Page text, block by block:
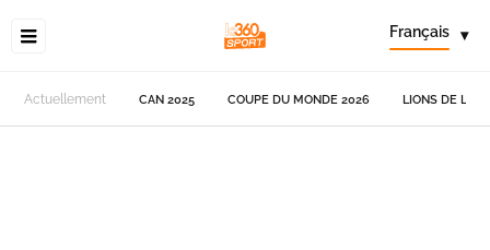
Français ▾
Actuellement CAN 2025 COUPE DU MONDE 2026 LIONS DE